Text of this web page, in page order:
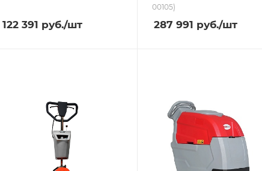
122 391 руб./шт
00105)
287 991 руб./шт